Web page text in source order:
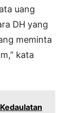
uang
DH yang
meminta
kata